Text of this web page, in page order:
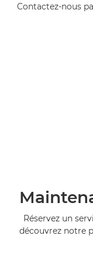
Contactez-nous
Réservez un
découvrez notre